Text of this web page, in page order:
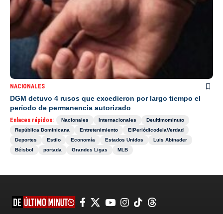
NACIONALES
DGM detuvo 4 rusos que excedieron por largo tiempo el
período de permanencia autorizado
Enlaces rápidos: Nacionales Internacionales
Deultimominuto
República Dominicana
Entretenimiento
ElPeriódicodelaVerdad
Deportes
Estilo Economía Estados Unidos
Luis Abinader
Béisbol
portada Grandes Ligas MLB